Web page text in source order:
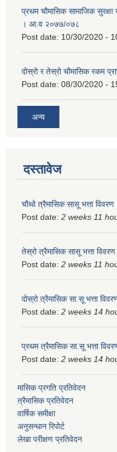
प्रथम चौमासिक सामाजिक सुरक्षा
। आ.व २०७७/०७८
Post date: 10/30/2020 -
दोस्रो र तेस्रो चौमासिक रकम
Post date: 08/30/2020 -
अन्य
दस्तावेज
चौथो त्रैमासिक सासू भत्ता
Post date: 2 weeks 11
तेस्रो त्रैमासिक सासू भत्ता
Post date: 2 weeks 11
दोस्रो त्रैमासिक सा.सू भत्ता
Post date: 2 weeks 14
प्रथम त्रैमासिक सा.सू भत्ता
Post date: 2 weeks 14
मासिक प्रगति प्रतिवेदन
त्रैमासिक प्रतिवेदन
वार्षिक समीक्षा
अनुसन्धान रिपोर्ट
लेखा परीक्षण प्रतिवेदन